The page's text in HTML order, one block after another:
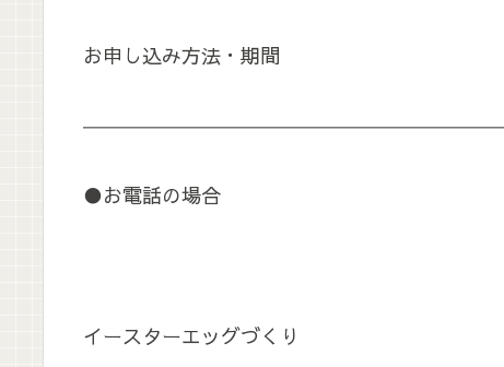
お申し込み方法・期間
●お電話の場合
イースターエッグづくり